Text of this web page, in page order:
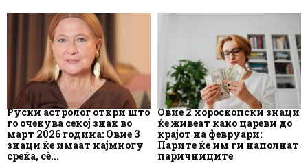
Руски астролог откри што
го очекува секој знак во
март 2026 година: Овие 3
знаци ќе имаат најмногу
среќа, сè...
Овие 2 хороскопски знаци
ќе живеат како цареви до
крајот на февруари:
Парите ќе им ги наполнат
паричниците